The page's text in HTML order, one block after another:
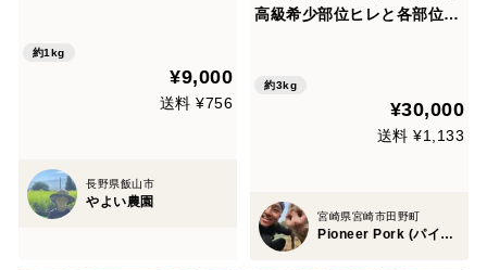
約1kg
¥9,000
送料 ¥756
長野県飯山市
やよい農園
高級希少部位ヒレと各部位の
約3kg
¥30,000
送料 ¥1,133
宮崎県宮崎市田野町
Pioneer Pork (パイオニアポーク) 代表：有方 草太郎